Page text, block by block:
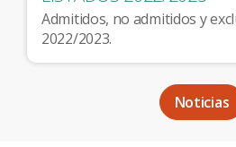
Admitidos, no admitidos y
2022/2023.
Noticias